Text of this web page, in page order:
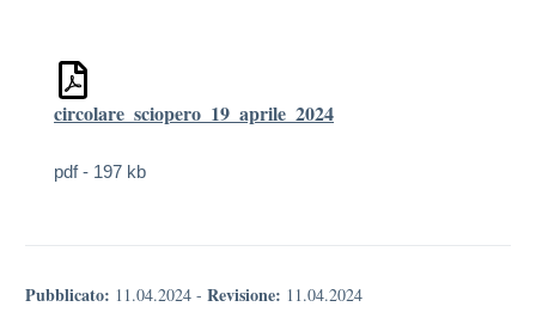
circolare_sciopero_19_aprile_2024
pdf - 197 kb
Pubblicato: 11.04.2024 - Revisione: 11.04.2024